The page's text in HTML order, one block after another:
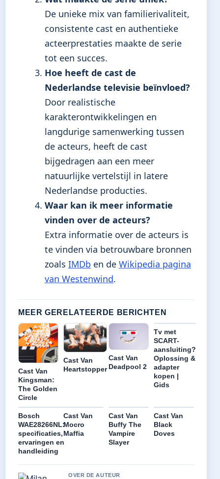
De unieke mix van familierivaliteit,
consistente cast en authentieke
acteerprestaties maakte de serie
tot een succes.
Hoe heeft de cast de
Nederlandse televisie beïnvloed?
Door realistische
karakterontwikkelingen en
langdurige samenwerking tussen
de acteurs, heeft de cast
bijgedragen aan een meer
natuurlijke vertelstijl in latere
Nederlandse producties.
Waar kan ik meer informatie
vinden over de acteurs?
Extra informatie over de acteurs is
te vinden via betrouwbare bronnen
zoals IMDb en de Wikipedia pagina
van Westenwind.
MEER GERELATEERDE BERICHTEN
Cast Van
Kingsman:
The Golden
Circle
Cast Van
Heartstopper
Cast Van
Deadpool 2
Tv met
SCART-
aansluiting?
Oplossing &
adapter
kopen |
Gids
Bosch
WAE28266NL:
specificaties,
ervaringen en
handleiding
Cast Van
Mocro
Maffia
Cast Van
Buffy The
Vampire
Slayer
Cast Van
Black
Doves
OVER DE AUTEUR